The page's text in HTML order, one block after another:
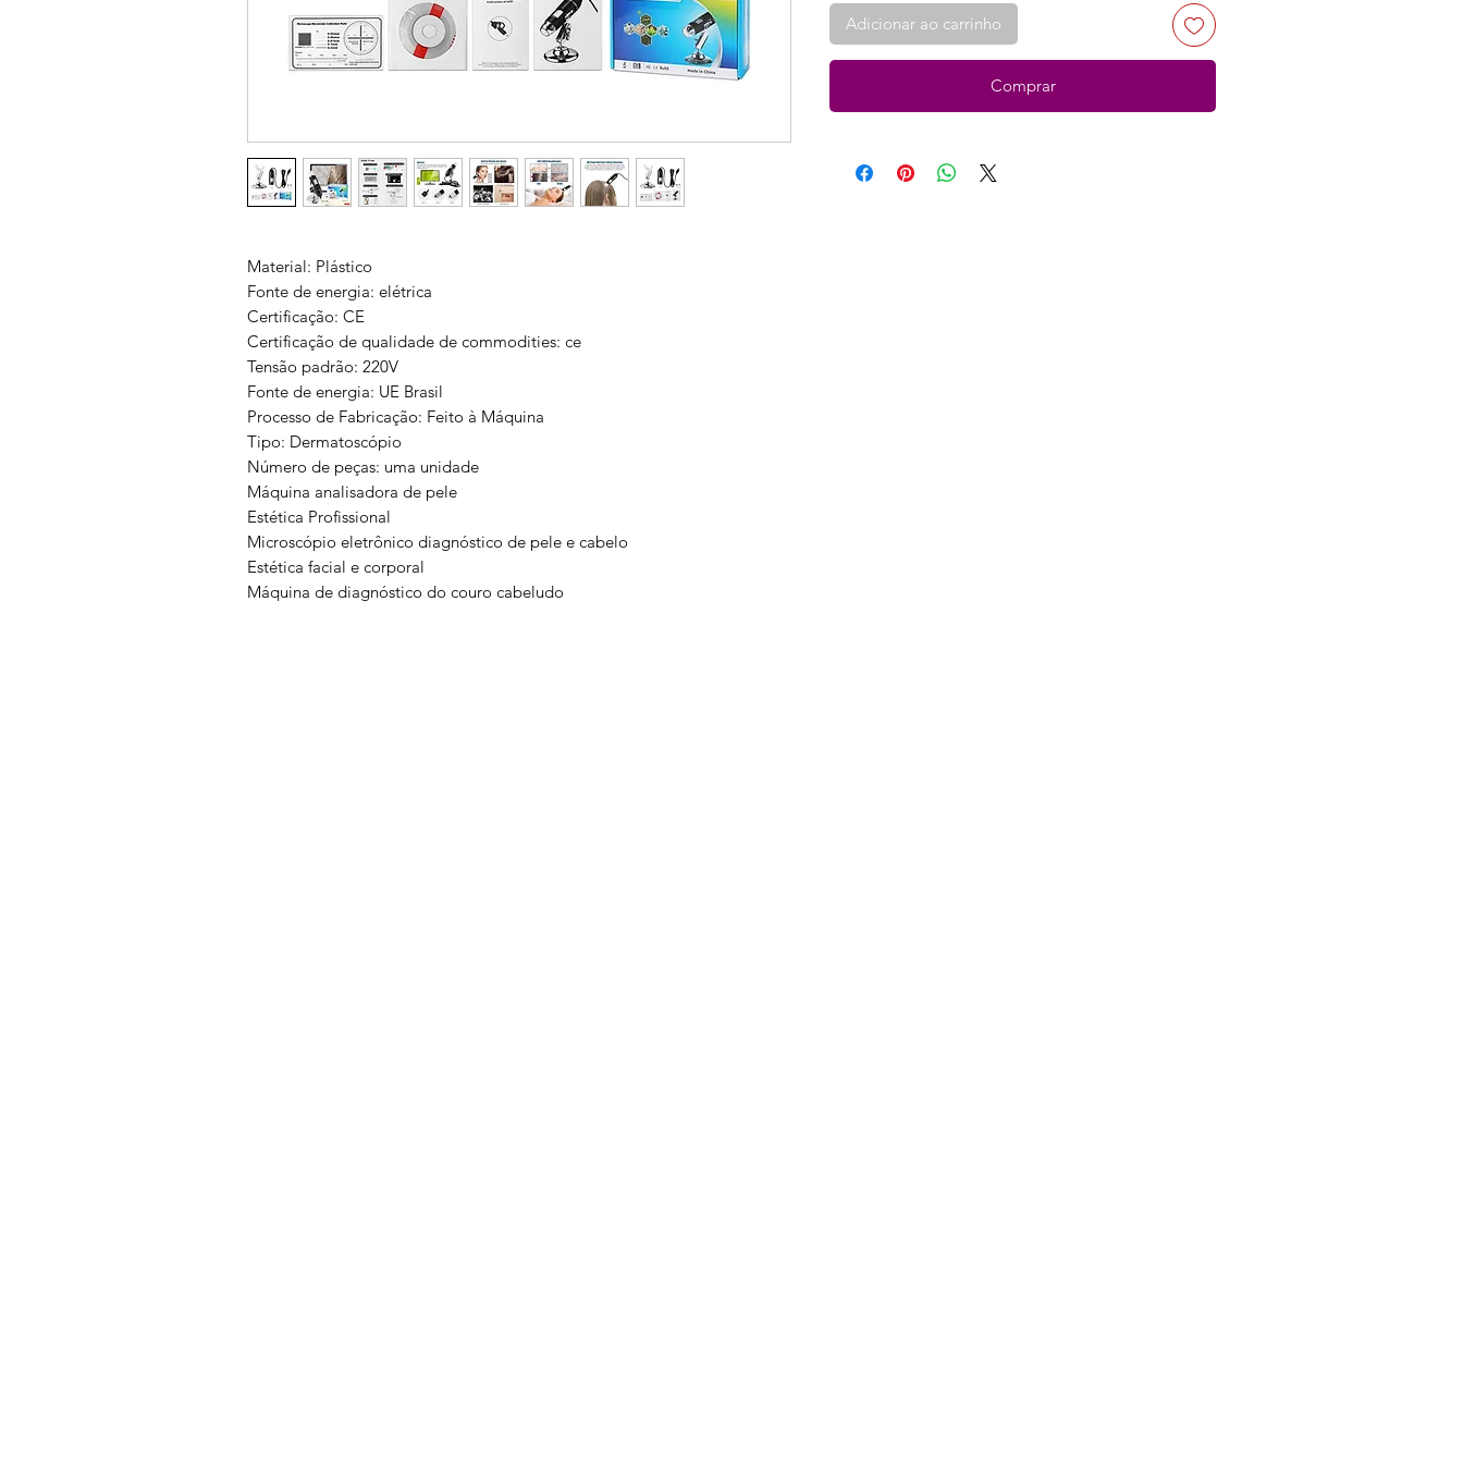
Material: Plástico
Fonte de energia: elétrica
Certificação: CE
Certificação de qualidade de commodities: ce
Tensão padrão: 220V
Fonte de energia: UE Brasil
Processo de Fabricação: Feito à Máquina
Tipo: Dermatoscópio
Número de peças: uma unidade
Máquina analisadora de pele
Estética Profissional
Microscópio eletrônico diagnóstico de pele e cabelo
Estética facial e corporal
Máquina de diagnóstico do couro cabeludo
Adicionar ao carrinho
Comprar